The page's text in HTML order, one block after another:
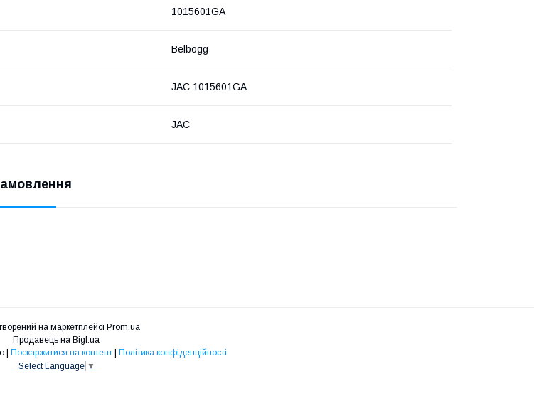
1015601GA
Belbogg
JAC 1015601GA
JAC
на маркетплейсі Prom.ua
Продавець на Bigl.ua
Запчастини на китайські авто | Поскаржитися на контент | Політика конфіденційності
Select Language ▼